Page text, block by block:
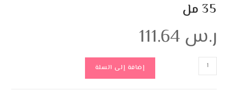
35 مل
ر.س
إضافة إلى السلة